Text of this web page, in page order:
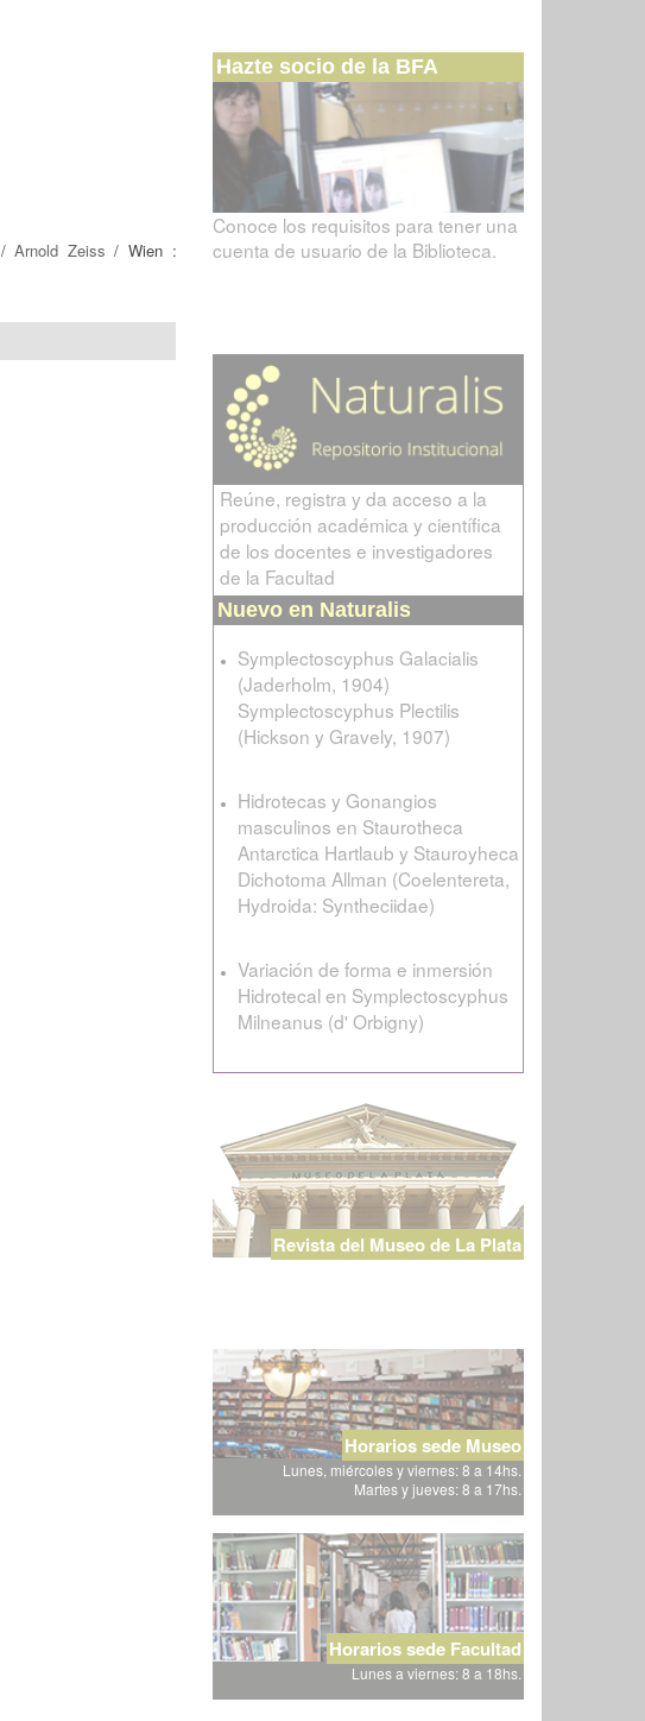
/Arnold Zeiss / Wien :
Hazte socio de la BFA
Conoce los requisitos para tener una
cuenta de usuario de la Biblioteca.
Reúne, registra y da acceso a la
producción académica y científica
de los docentes e investigadores
de la Facultad
Nuevo en Naturalis
Symplectoscyphus Galacialis
(Jaderholm, 1904)
Symplectoscyphus Plectilis
(Hickson y Gravely, 1907)
Hidrotecas y Gonangios
masculinos en Staurotheca
Antarctica Hartlaub y Stauroyheca
Dichotoma Allman (Coelentereta,
Hydroida: Syntheciidae)
Variación de forma e inmersión
Hidrotecal en Symplectoscyphus
Milneanus (d' Orbigny)
Revista del Museo de La Plata
Horarios sede Museo
Lunes, miércoles y viernes: 8 a 14hs.
Martes y jueves: 8 a 17hs.
Horarios sede Facultad
Lunes a viernes: 8 a 18hs.